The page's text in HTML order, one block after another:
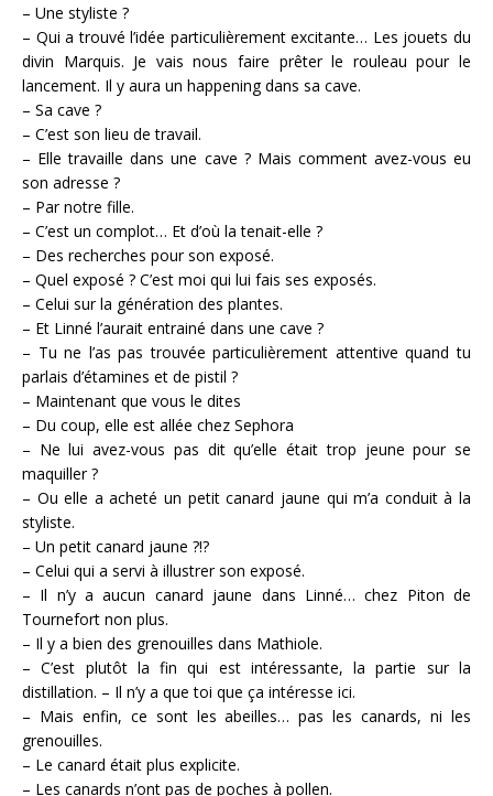
– Une styliste ?
– Qui a trouvé l’idée particulièrement excitante… Les jouets du
divin Marquis. Je vais nous faire prêter le rouleau pour le
lancement. Il y aura un happening dans sa cave.
– Sa cave ?
– C’est son lieu de travail.
– Elle travaille dans une cave ? Mais comment avez-vous eu
son adresse ?
– Par notre fille.
– C’est un complot… Et d’où la tenait-elle ?
– Des recherches pour son exposé.
– Quel exposé ? C’est moi qui lui fais ses exposés.
– Celui sur la génération des plantes.
– Et Linné l’aurait entrainé dans une cave ?
– Tu ne l’as pas trouvée particulièrement attentive quand tu
parlais d’étamines et de pistil ?
– Maintenant que vous le dites
– Du coup, elle est allée chez Sephora
– Ne lui avez-vous pas dit qu’elle était trop jeune pour se
maquiller ?
– Ou elle a acheté un petit canard jaune qui m’a conduit à la
styliste.
– Un petit canard jaune ?!?
– Celui qui a servi à illustrer son exposé.
– Il n’y a aucun canard jaune dans Linné… chez Piton de
Tournefort non plus.
– Il y a bien des grenouilles dans Mathiole.
– C’est plutôt la fin qui est intéressante, la partie sur la
distillation. – Il n’y a que toi que ça intéresse ici.
– Mais enfin, ce sont les abeilles… pas les canards, ni les
grenouilles.
– Le canard était plus explicite.
– Les canards n’ont pas de poches à pollen.